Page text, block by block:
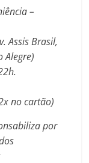
–
Assis Brasil,
Alegre)
no cartão)
por